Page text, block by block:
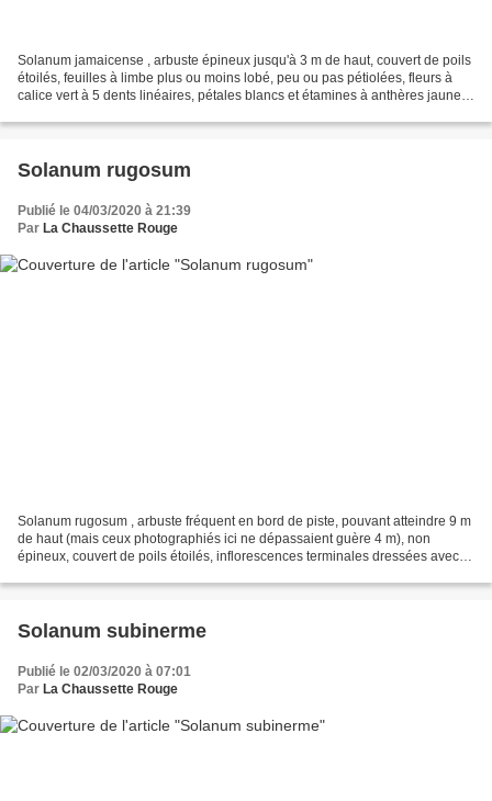
Solanum jamaicense , arbuste épineux jusqu'à 3 m de haut, couvert de poils
étoilés, feuilles à limbe plus ou moins lobé, peu ou pas pétiolées, fleurs à
calice vert à 5 dents linéaires, pétales blancs et étamines à anthères jaunes,
Solanum rugosum
Publié le 04/03/2020 à 21:39
Par La Chaussette Rouge
Solanum rugosum , arbuste fréquent en bord de piste, pouvant atteindre 9 m
de haut (mais ceux photographiés ici ne dépassaient guère 4 m), non
épineux, couvert de poils étoilés, inflorescences terminales dressées avec
Solanum subinerme
Publié le 02/03/2020 à 07:01
Par La Chaussette Rouge